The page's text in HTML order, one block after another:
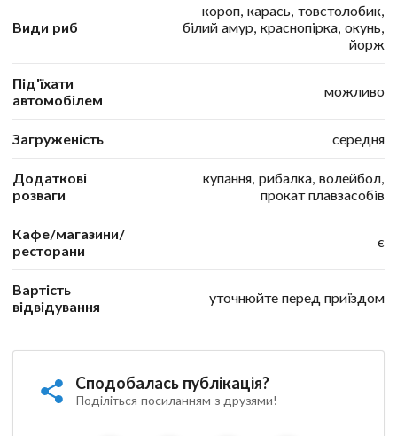
Види риб
короп, карась, товстолобик,
білий амур, краснопірка, окунь,
йорж
Під'їхати
автомобілем
можливо
Загруженість середня
Додаткові
розваги
купання, рибалка, волейбол,
прокат плавзасобів
Кафе/магазини/
ресторани
є
Вартість
відвідування
уточнюйте перед приїздом
Сподобалась публікація?
Поділіться посиланням з друзями!